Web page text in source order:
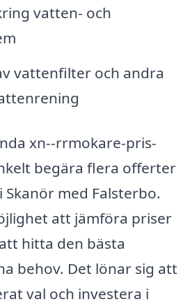
vatten- och
vattenfilter och andra
xn--rrmokare-pris-
begära flera offerter
med Falsterbo.
att jämföra priser
hitta den bästa
behov. Det lönar sig att
val och investera i